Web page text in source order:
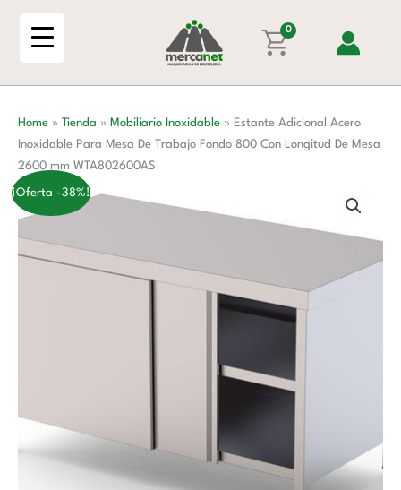
0
Home » Tienda » Mobiliario Inoxidable » Estante Adicional Acero
Inoxidable Para Mesa De Trabajo Fondo 800 Con Longitud De Mesa
2600 mm WTA802600AS
¡Oferta -38%!
Para
Mesa
De
Fondo
800
Con
Longitud
De
2600